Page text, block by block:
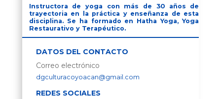
Instructora de yoga con más de 30 años de
trayectoria en la práctica y enseñanza de esta
disciplina. Se ha formado en Hatha Yoga, Yoga
Restaurativo y Terapéutico.
DATOS DEL CONTACTO
Correo electrónico
dgculturacoyoacan@gmail.com
REDES SOCIALES